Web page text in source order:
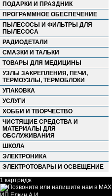
ПОДАРКИ И ПРАЗДНИК
ПРОГРАММНОЕ ОБЕСПЕЧЕНИЕ
ПЫЛЕСОСЫ И ФИЛЬТРЫ ДЛЯ
ПЫЛЕСОСА
РАДИОДЕТАЛИ
СМАЗКИ И ТАЛЬКИ
ТОВАРЫ ДЛЯ МЕДИЦИНЫ
УЗЛЫ ЗАКРЕПЛЕНИЯ, ПЕЧИ,
ТЕРМОУЗЛЫ, ТЕРМОБЛОКИ
УПАКОВКА
УСЛУГИ
ХОББИ И ТВОРЧЕСТВО
ЧИСТЯЩИЕ СРЕДСТВА И
МАТЕРИАЛЫ ДЛЯ
ОБСЛУЖИВАНИЯ
ШКОЛА
ЭЛЕКТРОНИКА
ЭЛЕКТРОТОВАРЫ И ОСВЕЩЕНИЕ
1 картридж